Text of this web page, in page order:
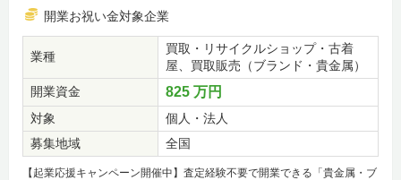
開業お祝い金対象企業
業種
買取・リサイクルショップ・古着
屋、買取販売（ブランド・貴金属）
開業資金
825 万円
対象
個人・法人
募集地域
全国
【起業応援キャンペーン開催中】査定経験不要で開業できる「貴金属・ブ